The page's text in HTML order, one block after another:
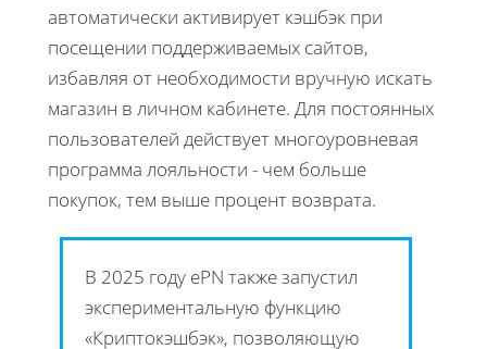
автоматически активирует кэшбэк при
посещении поддерживаемых сайтов,
избавляя от необходимости вручную искать
магазин в личном кабинете. Для постоянных
пользователей действует многоуровневая
программа лояльности - чем больше
покупок, тем выше процент возврата.
В 2025 году ePN также запустил
экспериментальную функцию
«Криптокэшбэк», позволяющую